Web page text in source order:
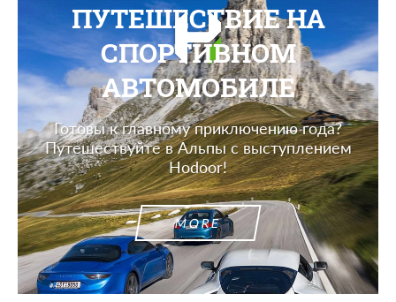
ПУТЕШЕСТВИЕ НА
СПОРТИВНОМ
АВТОМОБИЛЕ
Готовы к главному приключению года?
Путешествуйте в Альпы с выступлением
Hodoor!
MORE